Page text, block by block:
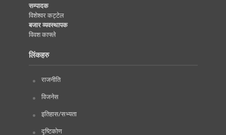
सम्पादक
विशेश्वर कट्टेल
बजार व्यवस्थापक
विवश काफ्ले
लिंकहरु
राजनीति
विजनेस
इतिहास/सभ्यता
दृष्टिकोण